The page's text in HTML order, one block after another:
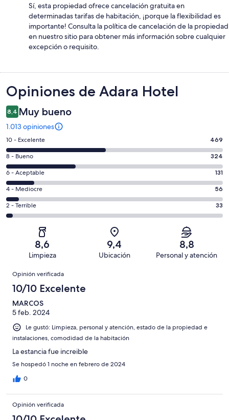
Sí, esta propiedad ofrece cancelación gratuita en
determinadas tarifas de habitación, ¡porque la flexibilidad es
importante! Consulta la política de cancelación de la propiedad
en nuestro sitio para obtener más información sobre cualquier
excepción o requisito.
Opiniones
Opiniones de Adara Hotel
8,4 Muy bueno
1.013 opiniones
Evaluación:
10
-
Excelente.
469
de
1013
opiniones
10 - Excelente 469
Evaluación:
8
-
Bueno.
324
de
opiniones
8 - Bueno 324
Evaluación:
6
-
Aceptable.
131
opiniones
6 - Aceptable 131
Evaluación:
4
-
4 - Mediocre 56
Evaluación:
2
1013
2 - Terrible 33
8,6
Limpieza
9,4
Ubicación
8,8
Personal y atención
Opiniones
Opinión verificada
10/10 Excelente
MARCOS
5 feb. 2024
Le gustó: Limpieza, personal y atención, estado de la propiedad e
instalaciones, comodidad de la habitación
La estancia fue increible
Se hospedó 1 noche en febrero de 2024
0
Opinión verificada